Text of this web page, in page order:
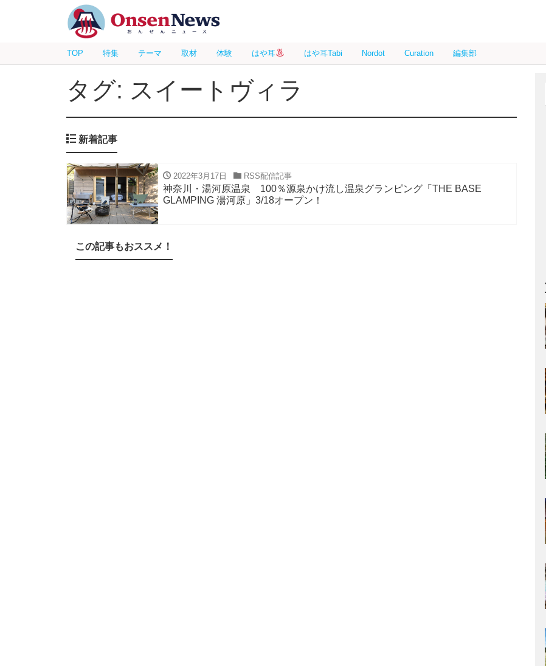
TOP 特集 テーマ 取材 体験 はや耳 はや耳Tabi Nordot Curation 編集部
タグ: スイートヴィラ
新着記事
2022年3月17日 RSS配信記事
神奈川・湯河原温泉 100％源泉かけ流し温泉グランピング「THE BASE
GLAMPING 湯河原」3/18オープン！
この記事もおススメ！